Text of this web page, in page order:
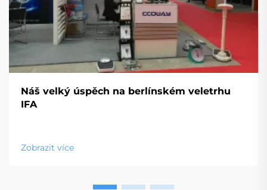
Náš velký úspěch na berlínském veletrhu
IFA
Zobrazit více